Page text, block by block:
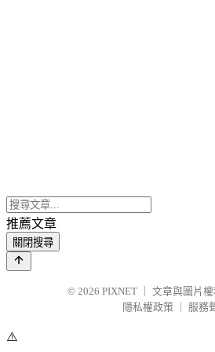
推薦文章
關閉搜尋
© 2026 PIXNET
文章與圖片
隱私權政策
服務
⚠️